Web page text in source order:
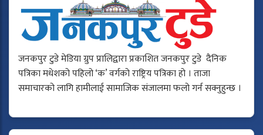
जनकपुर टुडे मेडिया ग्रुप प्रालिद्वारा प्रकाशित जनकपुर टुडे दैनिक
पत्रिका मधेशको पहिलो ‘क’ वर्गको राष्ट्रिय पत्रिका हो । ताजा
समाचारको लागि हामीलाई सामाजिक संजालमा फलो गर्न सक्नुहुन्छ ।